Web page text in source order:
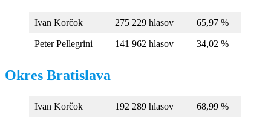
Ivan Korčok 275 229 hlasov 65,97 %
Peter Pellegrini 141 962 hlasov 34,02 %
Okres Bratislava
Ivan Korčok 192 289 hlasov 68,99 %